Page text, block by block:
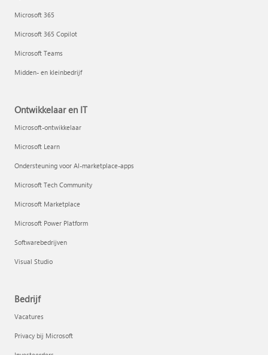
Microsoft 365
Microsoft 365 Copilot
Microsoft Teams
Midden- en kleinbedrijf
Ontwikkelaar en IT
Microsoft-ontwikkelaar
Microsoft Learn
Ondersteuning voor AI-marketplace-apps
Microsoft Tech Community
Microsoft Marketplace
Microsoft Power Platform
Softwarebedrijven
Visual Studio
Bedrijf
Vacatures
Privacy bij Microsoft